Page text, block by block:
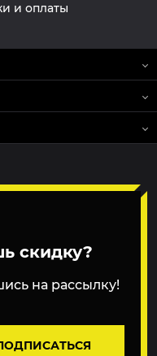
и оплаты
скидку?
на рассылку!